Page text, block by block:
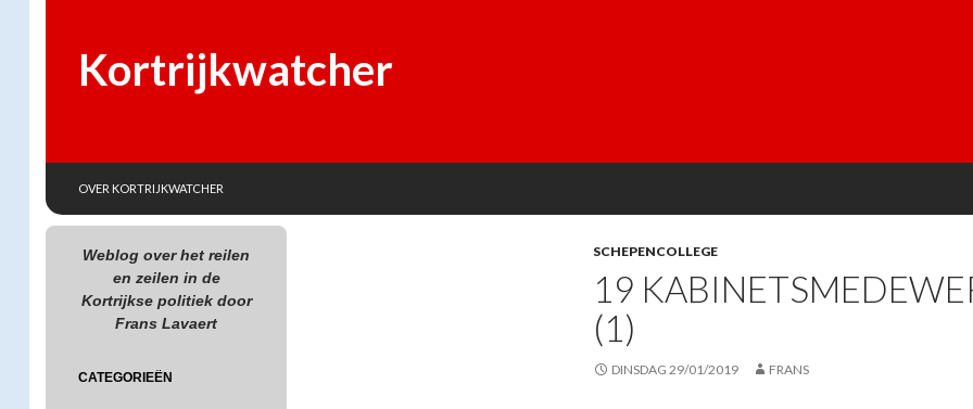
Kortrijkwatcher
OVER KORTRIJKWATCHER
SCHEPENCOLLEGE
19
(1)
DINSDAG 29/01/2019 FRANS
Weblog over het reilen
en zeilen in de
Kortrijkse politiek door
Frans Lavaert
CATEGORIEËN